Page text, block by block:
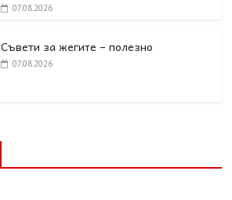
07.08.2026
Съвети за жегите – полезно
07.08.2026